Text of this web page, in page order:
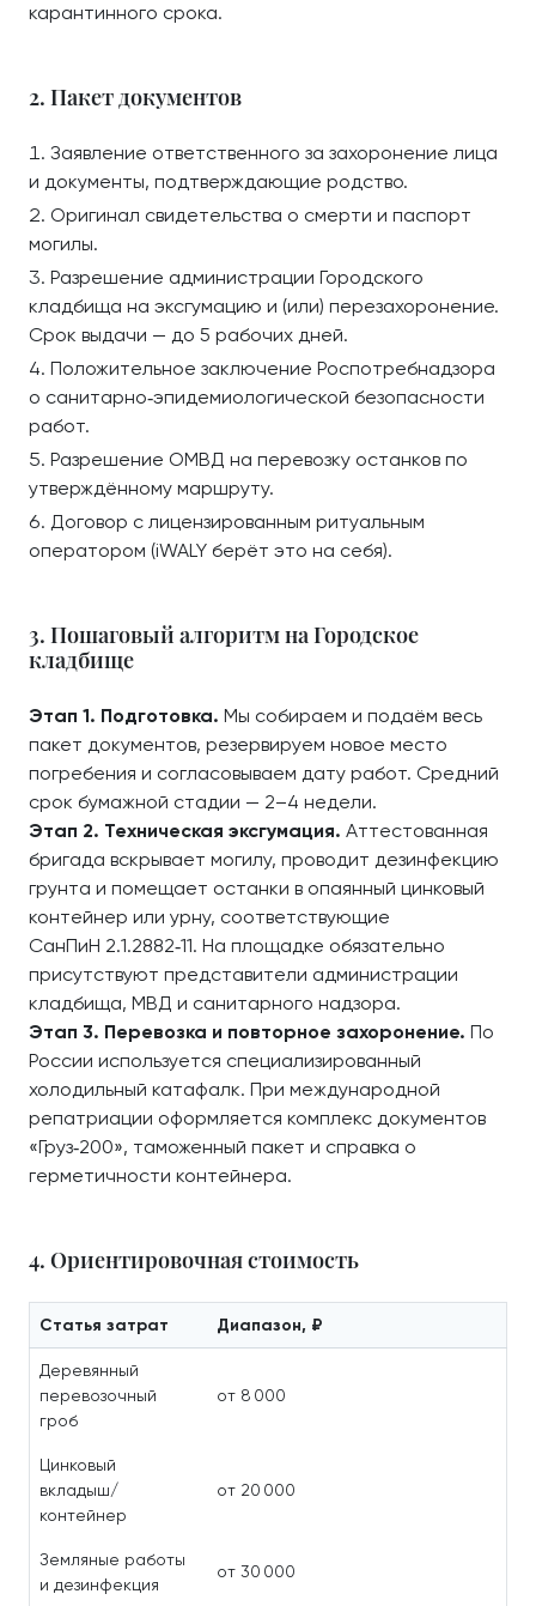
карантинного срока.
2. Пакет документов
Заявление ответственного за захоронение лица
и документы, подтверждающие родство.
Оригинал свидетельства о смерти и паспорт
могилы.
Разрешение администрации Городского
кладбища на эксгумацию и (или) перезахоронение.
Срок выдачи — до 5 рабочих дней.
Положительное заключение Роспотребнадзора
о санитарно‑эпидемиологической безопасности
работ.
Разрешение ОМВД на перевозку останков по
утверждённому маршруту.
Договор с лицензированным ритуальным
оператором (iWALY берёт это на себя).
3. Пошаговый алгоритм на Городское
кладбище
Этап 1. Подготовка. Мы собираем и подаём весь
пакет документов, резервируем новое место
погребения и согласовываем дату работ. Средний
срок бумажной стадии — 2–4 недели.
Этап 2. Техническая эксгумация. Аттестованная
бригада вскрывает могилу, проводит дезинфекцию
грунта и помещает останки в опаянный цинковый
контейнер или урну, соответствующие
СанПиН 2.1.2882‑11. На площадке обязательно
присутствуют представители администрации
кладбища, МВД и санитарного надзора.
Этап 3. Перевозка и повторное захоронение. По
России используется специализированный
холодильный катафалк. При международной
репатриации оформляется комплекс документов
«Груз‑200», таможенный пакет и справка о
герметичности контейнера.
4. Ориентировочная стоимость
Статья затрат Диапазон, ₽
Деревянный
перевозочный
гроб
от 8 000
Цинковый
вкладыш/
контейнер
от 20 000
Земляные работы
и дезинфекция
от 30 000